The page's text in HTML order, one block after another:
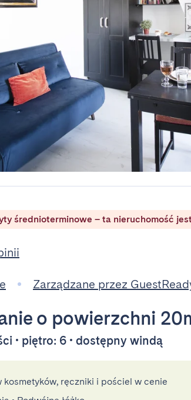
średnioterminowe – ta nieruchomość
Zarządzane przez
o powierzchni
• piętro: 6 • dostępny windą
kosmetyków, ręczniki i pościel w cenie